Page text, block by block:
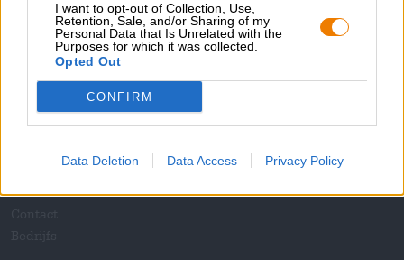
I want to opt-out of Collection, Use,
Retention, Sale, and/or Sharing of my
Personal Data that Is Unrelated with the
Purposes for which it was collected.
Opted Out
CONFIRM
Data Deletion Data Access Privacy Policy
Over de Bierothek
Werken bij de Bierothek®
Duurzaamheid
Maatschappelijke betrokkenheid
Downloads